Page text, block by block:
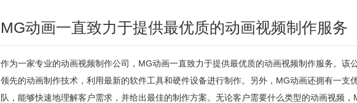
MG动画一直致力于提供最优质的动画视频制作服务
作为一家专业的动画视频制作公司，MG动画一直致力于提供最优质的动画视频制作服务。该
领先的动画制作技术，利用最新的软件工具和硬件设备进行制作。另外，MG动画还拥有一支
队，能够快速地理解客户需求，并给出最佳的制作方案。无论客户需要什么类型的动画视频，